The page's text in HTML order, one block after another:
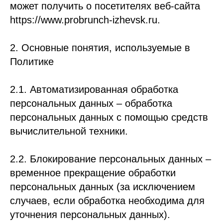
может получить о посетителях веб-сайта
https://www.probrunch-izhevsk.ru.
2. Основные понятия, используемые в
Политике
2.1. Автоматизированная обработка
персональных данных – обработка
персональных данных с помощью средств
вычислительной техники.
2.2. Блокирование персональных данных –
временное прекращение обработки
персональных данных (за исключением
случаев, если обработка необходима для
уточнения персональных данных).